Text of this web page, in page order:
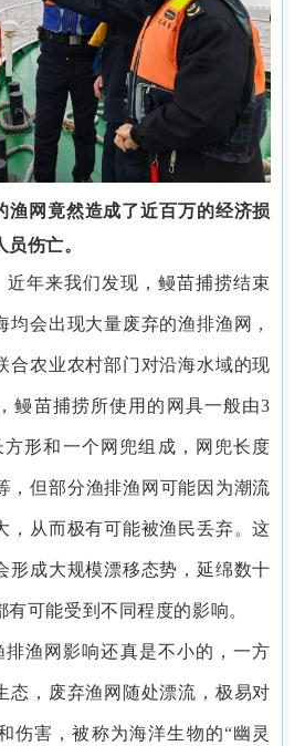
渔网竟然造成了近百万的经济损
伤亡。
近年来我们发现，鳗苗捕捞结束
均会出现大量废弃的渔排渔网，
合农业农村部门对沿海水域的现
鳗苗捕捞所使用的网具一般由3
形和一个网兜组成，网兜长度
，但部分渔排渔网可能因为潮流
，从而极有可能被渔民丢弃。这
形成大规模漂移态势，延绵数十
可能受到不同程度的影响。
排渔网影响还真是不小的，一方
态，废弃渔网随处漂流，极易对
伤害，被称为海洋生物的“幽灵